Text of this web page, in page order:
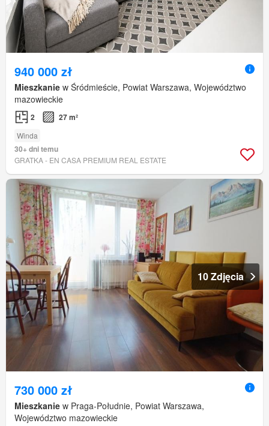
940 000 zł
Mieszkanie w Śródmieście, Powiat Warszawa, Województwo
mazowieckie
2 27 m²
Winda
30+ dni temu
GRATKA - EN CASA PREMIUM REAL ESTATE
10 Zdjęcia
730 000 zł
Mieszkanie w Praga-Południe, Powiat Warszawa,
Województwo mazowieckie